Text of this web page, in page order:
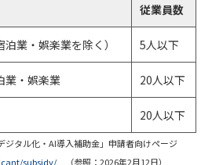
従業員数
業・娯楽業を除く） 5人以下
業・娯楽業 20人以下
20人以下
ジタル化・AI導入補助金」申請者向けページ
subsidy/ （参照：2026年2月12日）